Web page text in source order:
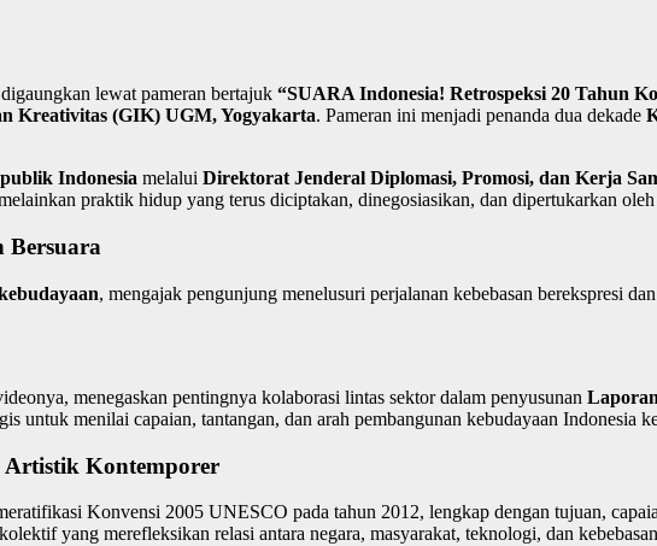
lewat pameran bertajuk “SUARA Indonesia! Retrospeksi 20 Tahun
Kreativitas (GIK) UGM, Yogyakarta. Pameran ini menjadi penanda dua dekade
Indonesia melalui Direktorat Jenderal Diplomasi, Promosi, dan Kerja
praktik hidup yang terus diciptakan, dinegosiasikan, dan dipertukarkan oleh
Bersuara
, mengajak pengunjung menelusuri perjalanan kebebasan berekspresi
menegaskan pentingnya kolaborasi lintas sektor dalam penyusunan
untuk menilai capaian, tantangan, dan arah pembangunan kebudayaan Indonesia
Kontemporer
Konvensi 2005 UNESCO pada tahun 2012, lengkap dengan tujuan,
yang merefleksikan relasi antara negara, masyarakat, teknologi, dan